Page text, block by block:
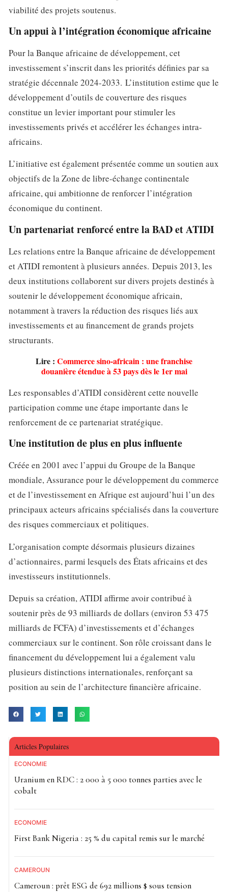
viabilité des projets soutenus.
Un appui à l’intégration économique africaine
Pour la Banque africaine de développement, cet
investissement s’inscrit dans les priorités définies par sa
stratégie décennale 2024-2033. L’institution estime que le
développement d’outils de couverture des risques
constitue un levier important pour stimuler les
investissements privés et accélérer les échanges intra-
africains.
L’initiative est également présentée comme un soutien aux
objectifs de la Zone de libre-échange continentale
africaine, qui ambitionne de renforcer l’intégration
économique du continent.
Un partenariat renforcé entre la BAD et ATIDI
Les relations entre la Banque africaine de développement
et ATIDI remontent à plusieurs années. Depuis 2013, les
deux institutions collaborent sur divers projets destinés à
soutenir le développement économique africain,
notamment à travers la réduction des risques liés aux
investissements et au financement de grands projets
structurants.
Lire : Commerce sino-africain : une franchise
douanière étendue à 53 pays dès le 1er mai
Les responsables d’ATIDI considèrent cette nouvelle
participation comme une étape importante dans le
renforcement de ce partenariat stratégique.
Une institution de plus en plus influente
Créée en 2001 avec l’appui du Groupe de la Banque
mondiale, Assurance pour le développement du commerce
et de l’investissement en Afrique est aujourd’hui l’un des
principaux acteurs africains spécialisés dans la couverture
des risques commerciaux et politiques.
L’organisation compte désormais plusieurs dizaines
d’actionnaires, parmi lesquels des États africains et des
investisseurs institutionnels.
Depuis sa création, ATIDI affirme avoir contribué à
soutenir près de 93 milliards de dollars (environ 53 475
milliards de FCFA) d’investissements et d’échanges
commerciaux sur le continent. Son rôle croissant dans le
financement du développement lui a également valu
plusieurs distinctions internationales, renforçant sa
position au sein de l’architecture financière africaine.
Articles Populaires
ECONOMIE
Uranium en RDC : 2 000 à 5 000 tonnes parties avec le
cobalt
ECONOMIE
First Bank Nigeria : 25 % du capital remis sur le marché
CAMEROUN
Cameroun : prêt ESG de 692 millions $ sous tension